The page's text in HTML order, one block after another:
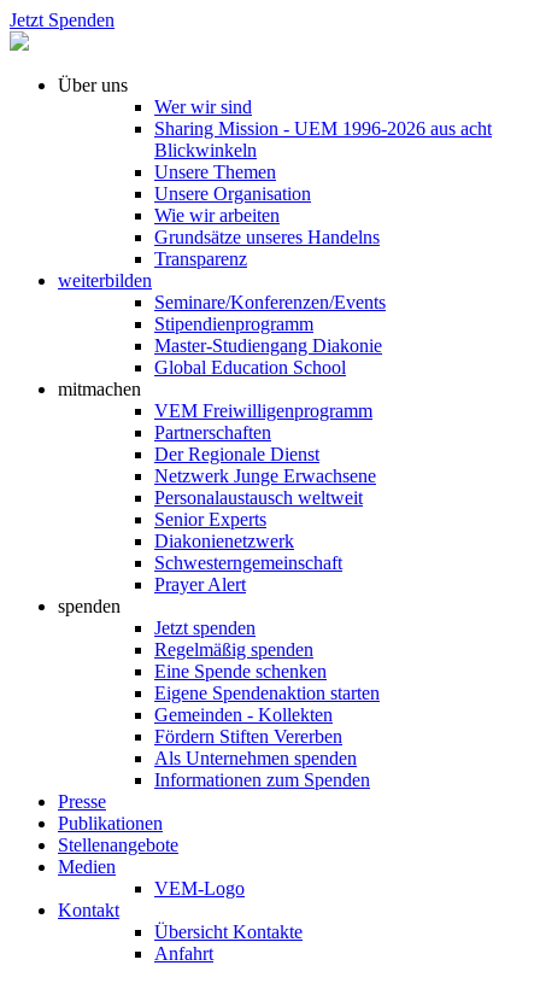
Jetzt Spenden
Über uns
Wer wir sind
Sharing Mission - UEM 1996-2026 aus acht
Blickwinkeln
Unsere Themen
Unsere Organisation
Wie wir arbeiten
Grundsätze unseres Handelns
Transparenz
weiterbilden
Seminare/Konferenzen/Events
Stipendienprogramm
Master-Studiengang Diakonie
Global Education School
mitmachen
VEM Freiwilligenprogramm
Partnerschaften
Der Regionale Dienst
Netzwerk Junge Erwachsene
Personalaustausch weltweit
Senior Experts
Diakonienetzwerk
Schwesterngemeinschaft
Prayer Alert
spenden
Jetzt spenden
Regelmäßig spenden
Eine Spende schenken
Eigene Spendenaktion starten
Gemeinden - Kollekten
Fördern Stiften Vererben
Als Unternehmen spenden
Informationen zum Spenden
Presse
Publikationen
Stellenangebote
Medien
VEM-Logo
Kontakt
Übersicht Kontakte
Anfahrt